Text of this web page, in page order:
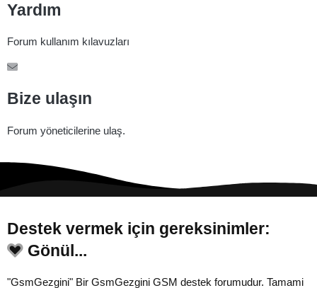
Yardım
Forum kullanım kılavuzları
Bize ulaşın
Forum yöneticilerine ulaş.
Destek vermek için gereksinimler:
Gönül...
"GsmGezgini" Bir GsmGezgini GSM destek forumudur. Tamami